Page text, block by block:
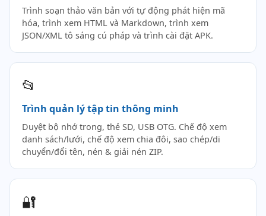
Trình soạn thảo văn bản với tự động phát hiện mã
hóa, trình xem HTML và Markdown, trình xem
JSON/XML tô sáng cú pháp và trình cài đặt APK.
📂
Trình quản lý tập tin thông minh
Duyệt bộ nhớ trong, thẻ SD, USB OTG. Chế độ xem
danh sách/lưới, chế độ xem chia đôi, sao chép/di
chuyển/đổi tên, nén & giải nén ZIP.
🔐